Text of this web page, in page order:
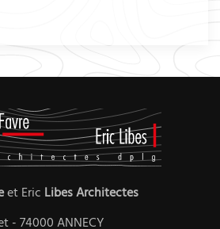
et Eric LibesArchitectes
- 74000 ANNECY